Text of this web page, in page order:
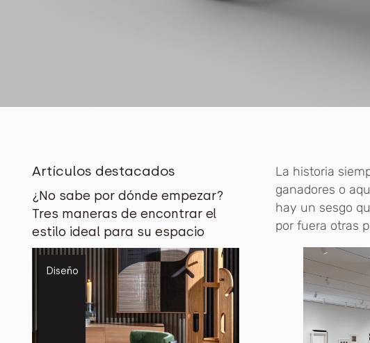
Artículos destacados
¿No sabe por dónde empezar?
Tres maneras de encontrar el
estilo ideal para su espacio
Diseño
La historia
ganadores o
hay un sesgo
por fuera otras